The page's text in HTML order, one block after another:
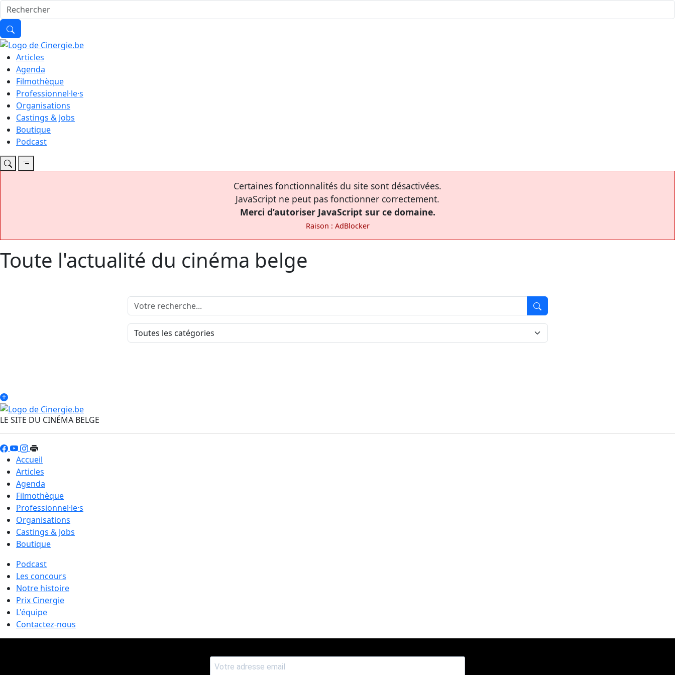
Articles
Agenda
Filmothèque
Professionnel·le·s
Organisations
Castings & Jobs
Boutique
Podcast
Certaines fonctionnalités du site sont désactivées.
JavaScript ne peut pas fonctionner correctement.
Merci d’autoriser JavaScript sur ce domaine.
Raison : AdBlocker
Toute l'actualité du cinéma belge
LE SITE DU CINÉMA BELGE
Accueil
Articles
Agenda
Filmothèque
Professionnel·le·s
Organisations
Castings & Jobs
Boutique
Podcast
Les concours
Notre histoire
Prix Cinergie
L'équipe
Contactez-nous